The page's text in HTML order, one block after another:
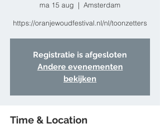
ma 15 aug
  |
Amsterdam
https://oranjewoudfestival.nl/nl/toonzetters
Registratie is afgesloten
Andere evenementen
bekijken
Time & Location